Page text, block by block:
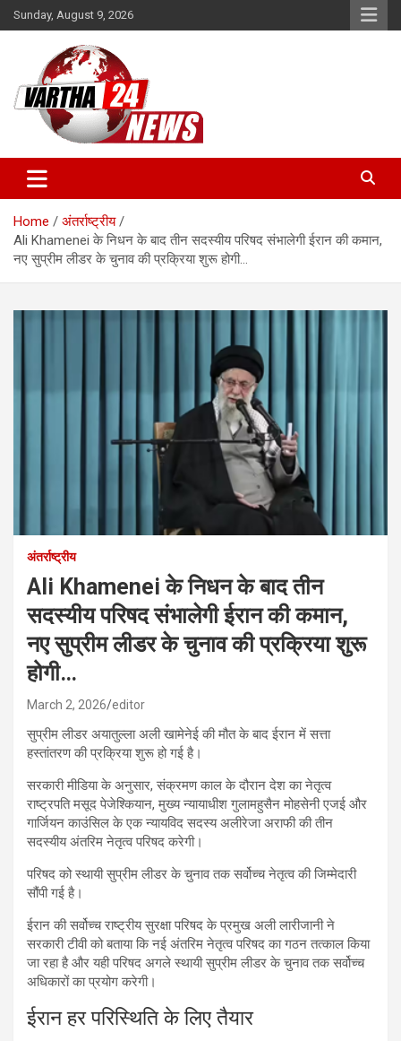
Skip
to
Sunday, August 9, 2026
Vartha 24
Home
अंतर्राष्ट्रीय
Ali Khamenei के निधन के बाद तीन सदस्यीय परिषद संभालेगी ईरान की कमान,
नए सुप्रीम लीडर के चुनाव की प्रक्रिया शुरू होगी…
अंतर्राष्ट्रीय
Ali Khamenei के निधन के बाद तीन
सदस्यीय परिषद संभालेगी ईरान की कमान,
नए सुप्रीम लीडर के चुनाव की प्रक्रिया शुरू
होगी…
March 2, 2026 editor
सुप्रीम लीडर अयातुल्ला अली खामेनेई की मौत के बाद ईरान में सत्ता
हस्तांतरण की प्रक्रिया शुरू हो गई है।
सरकारी मीडिया के अनुसार, संक्रमण काल के दौरान देश का नेतृत्व
राष्ट्रपति मसूद पेजेश्कियान, मुख्य न्यायाधीश गुलामहुसैन मोहसेनी एजई और
गार्जियन काउंसिल के एक न्यायविद सदस्य अलीरेजा अराफी की तीन
सदस्यीय अंतरिम नेतृत्व परिषद करेगी।
परिषद को स्थायी सुप्रीम लीडर के चुनाव तक सर्वोच्च नेतृत्व की जिम्मेदारी
सौंपी गई है।
ईरान की सर्वोच्च राष्ट्रीय सुरक्षा परिषद के प्रमुख अली लारीजानी ने
सरकारी टीवी को बताया कि नई अंतरिम नेतृत्व परिषद का गठन तत्काल किया
जा रहा है और यही परिषद अगले स्थायी सुप्रीम लीडर के चुनाव तक सर्वोच्च
अधिकारों का प्रयोग करेगी।
ईरान हर परिस्थिति के लिए तैयार